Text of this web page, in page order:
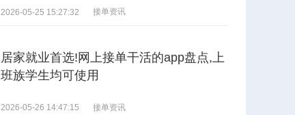
2026-05-25 15:27:32 接单资讯
居家就业首选!网上接单干活的app盘点,上
班族学生均可使用
2026-05-26 14:47:15 接单资讯